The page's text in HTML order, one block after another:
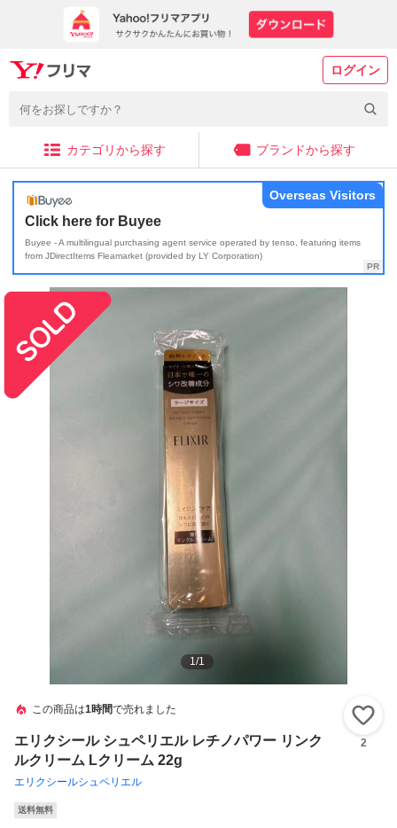
ログイン
カテゴリから探す ブランドから探す
Click here for Buyee
Buyee - A multilingual purchasing agent service operated by tenso, featuring items
from JDirectItems Fleamarket (provided by LY Corporation)
Overseas Visitors
1/1
この商品は1時間で売れました
エリクシール シュペリエル レチノパワー リンク
ルクリーム Lクリーム 22g
エリクシールシュペリエル
2
送料無料